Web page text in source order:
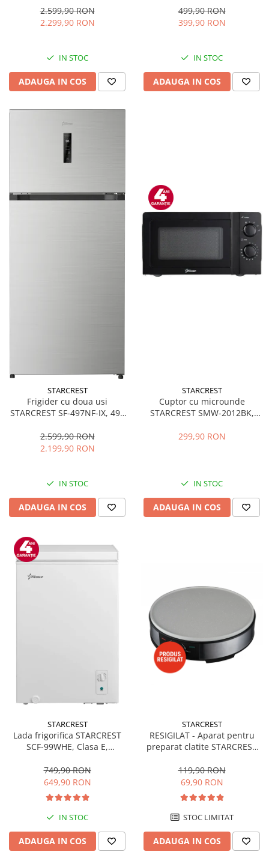
LED, H 169.5 cm, Negru
2.599,90 RON
2.299,90 RON
IN STOC
ADAUGA IN COS
12Kg/24h, Cos gheata
detasabil, Rezervor apa 0.8 l,
499,90 RON
399,90 RON
IN STOC
ADAUGA IN COS
STARCREST
Frigider cu doua usi
STARCREST SF-497NF-IX, 497
Inverter, Clasa E, Display,
Functie super racire, Blocare
2.599,90 RON
2.199,90 RON
IN STOC
ADAUGA IN COS
STARCREST
Cuptor cu microunde
STARCREST SMW-2012BK,
mecanic, 6 Trepte de putere,
299,90 RON
IN STOC
ADAUGA IN COS
STARCREST
Lada frigorifica STARCREST
SCF-99WHE, Clasa E,
convertibil - functie frigider,
Termostat reglabil, Alb
749,90 RON
649,90 RON
IN STOC
ADAUGA IN COS
STARCREST
RESIGILAT - Aparat pentru
preparat clatite STARCREST
invelis ceramic antiaderent,
30 cm, Inox / Negru
119,90 RON
69,90 RON
STOC LIMITAT
ADAUGA IN COS